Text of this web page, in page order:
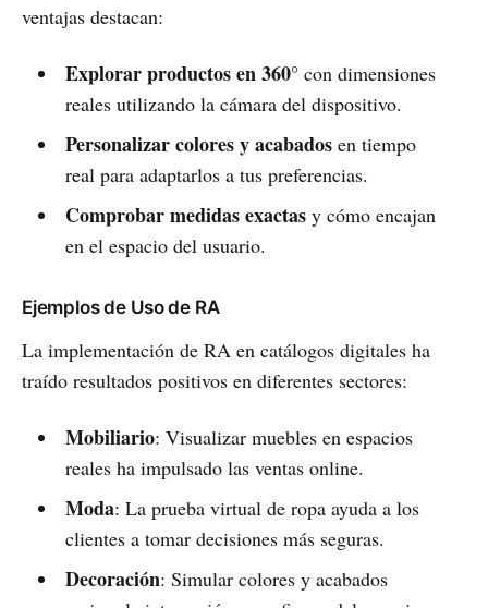
ventajas destacan:
Explorar productos en 360°con dimensiones
reales utilizando la cámara del dispositivo.
Personalizar colores y acabadosen tiempo
real para adaptarlos a tus preferencias.
Comprobar medidas exactasy cómo encajan
en el espacio del usuario.
Ejemplos de Uso de RA
La implementación de RA en catálogos digitales ha
traído resultados positivos en diferentes sectores:
Mobiliario: Visualizar muebles en espacios
reales ha impulsado las ventas online.
Moda: La prueba virtual de ropa ayuda a los
clientes a tomar decisiones más seguras.
Decoración: Simular colores y acabados